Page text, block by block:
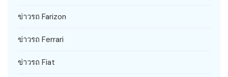
ข่าวรถ Farizon
ข่าวรถ Ferrari
ข่าวรถ Fiat